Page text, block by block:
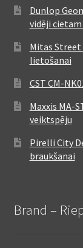
Dunlop
vidēji
Mitas Street
lietošanai
CST CM-
Maxxis MA-
veiktspēju
Pirelli City
braukšanai
Brand –